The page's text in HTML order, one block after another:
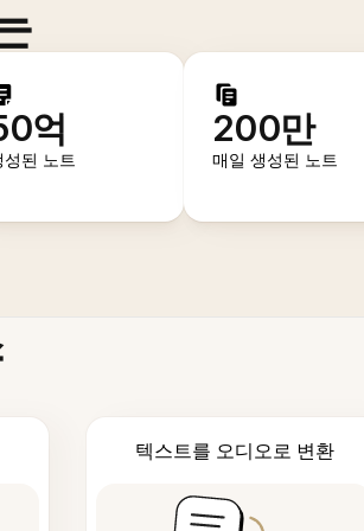
억
성된 노트
200만
매일 생성된 노트
텍스트를 오디오로 변환